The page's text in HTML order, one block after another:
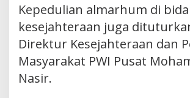
Kepedulian almarhum di
kesejahteraan juga
Direktur Kesejahteraan dan
Masyarakat PWI Pusat
Nasir.